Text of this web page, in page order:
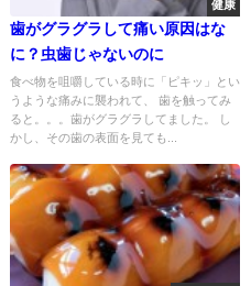
健康
歯がグラグラして痛い原因はな
に？虫歯じゃないのに
食べ物を咀嚼している時に「ピキッ」とい
うような痛みに襲われて、 歯を触ってみ
ると。。。歯がグラグラしてました。 し
かし、その歯の表面を見ても...